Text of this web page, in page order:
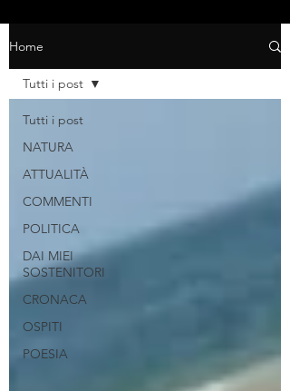
Home
Tutti i post
NATURA
ATTUALITÀ
COMMENTI
POLITICA
DAI MIEI
SOSTENITORI
CRONACA
OSPITI
POESIA
Tutti i post